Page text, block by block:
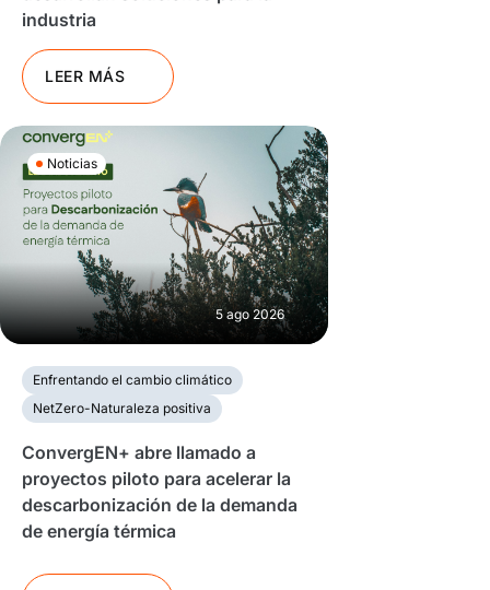
industria
LEER MÁS
Noticias
5 ago 2026
Enfrentando el cambio climático
NetZero-Naturaleza positiva
ConvergEN+ abre llamado a
proyectos piloto para acelerar la
descarbonización de la demanda
de energía térmica